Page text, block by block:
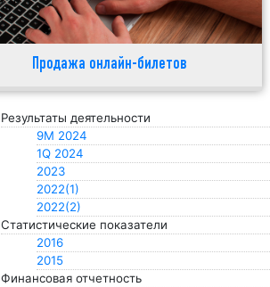
Продажа онлайн-билетов
Результаты деятельности
9M 2024
1Q 2024
2023
2022(1)
2022(2)
Статистические показатели
2016
2015
Финансовая отчетность